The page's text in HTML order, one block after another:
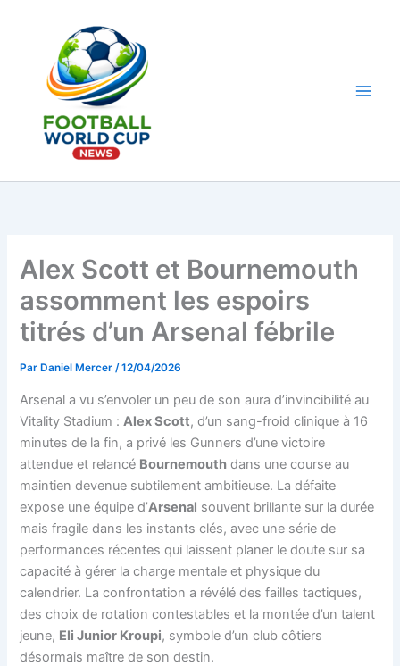
Alex Scott et Bournemouth
assomment les espoirs
titrés d’un Arsenal fébrile
Par Daniel Mercer/12/04/2026
Arsenal a vu s’envoler un peu de son aura d’invincibilité au
Vitality Stadium :Alex Scott, d’un sang-froid clinique à 16
minutes de la fin, a privé les Gunners d’une victoire
attendue et relancé Bournemouth dans une course au
maintien devenue subtilement ambitieuse. La défaite
expose une équipe d’Arsenal souvent brillante sur la durée
mais fragile dans les instants clés, avec une série de
performances récentes qui laissent planer le doute sur sa
capacité à gérer la charge mentale et physique du
calendrier. La confrontation a révélé des failles tactiques,
des choix de rotation contestables et la montée d’un talent
jeune, Eli Junior Kroupi, symbole d’un club côtiers
désormais maître de son destin.